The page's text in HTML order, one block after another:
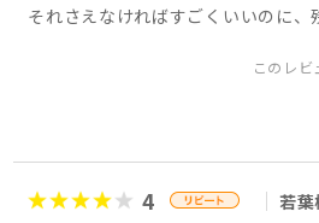
それさえなければすごくいいのに、
このレビ
4 若葉